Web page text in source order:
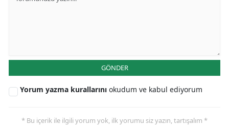
GÖNDER
Yorum yazma kurallarını okudum ve kabul ediyorum
* Bu içerik ile ilgili yorum yok, ilk yorumu siz yazın, tartışalım *